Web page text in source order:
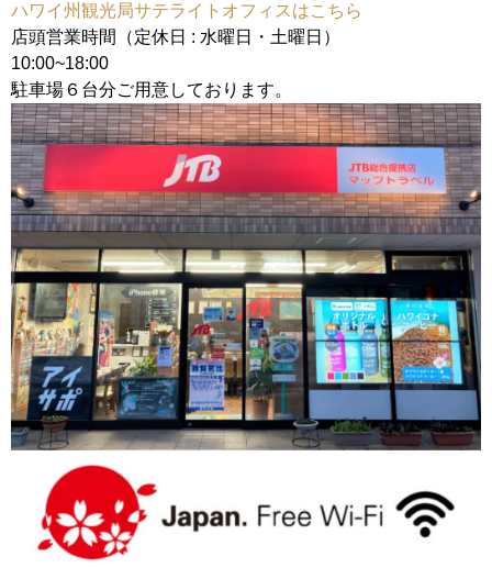
ハワイ州観光局サテライトオフィスはこちら
店頭営業時間（定休日 : 水曜日・土曜日）
10:00~18:00
駐車場６台分ご用意しております。